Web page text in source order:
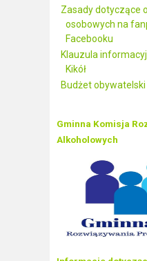
Zasady dotyczące
osobowych na
Facebooku
Klauzula
Kikół
Budżet obywatelski
Gminna Komisja
Alkoholowych